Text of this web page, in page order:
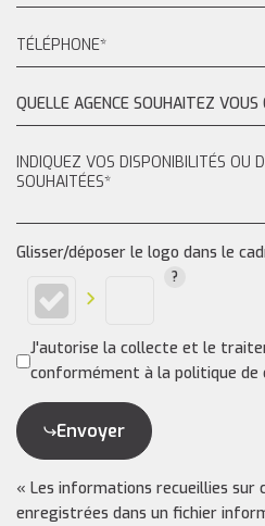
QUELLE AGENCE SOUHAITEZ
Glisser/déposer le logo dans le
J'autorise la collecte et le
conformément à la politique de
Envoyer
« Les informations recueillies sur
enregistrées dans un fichier